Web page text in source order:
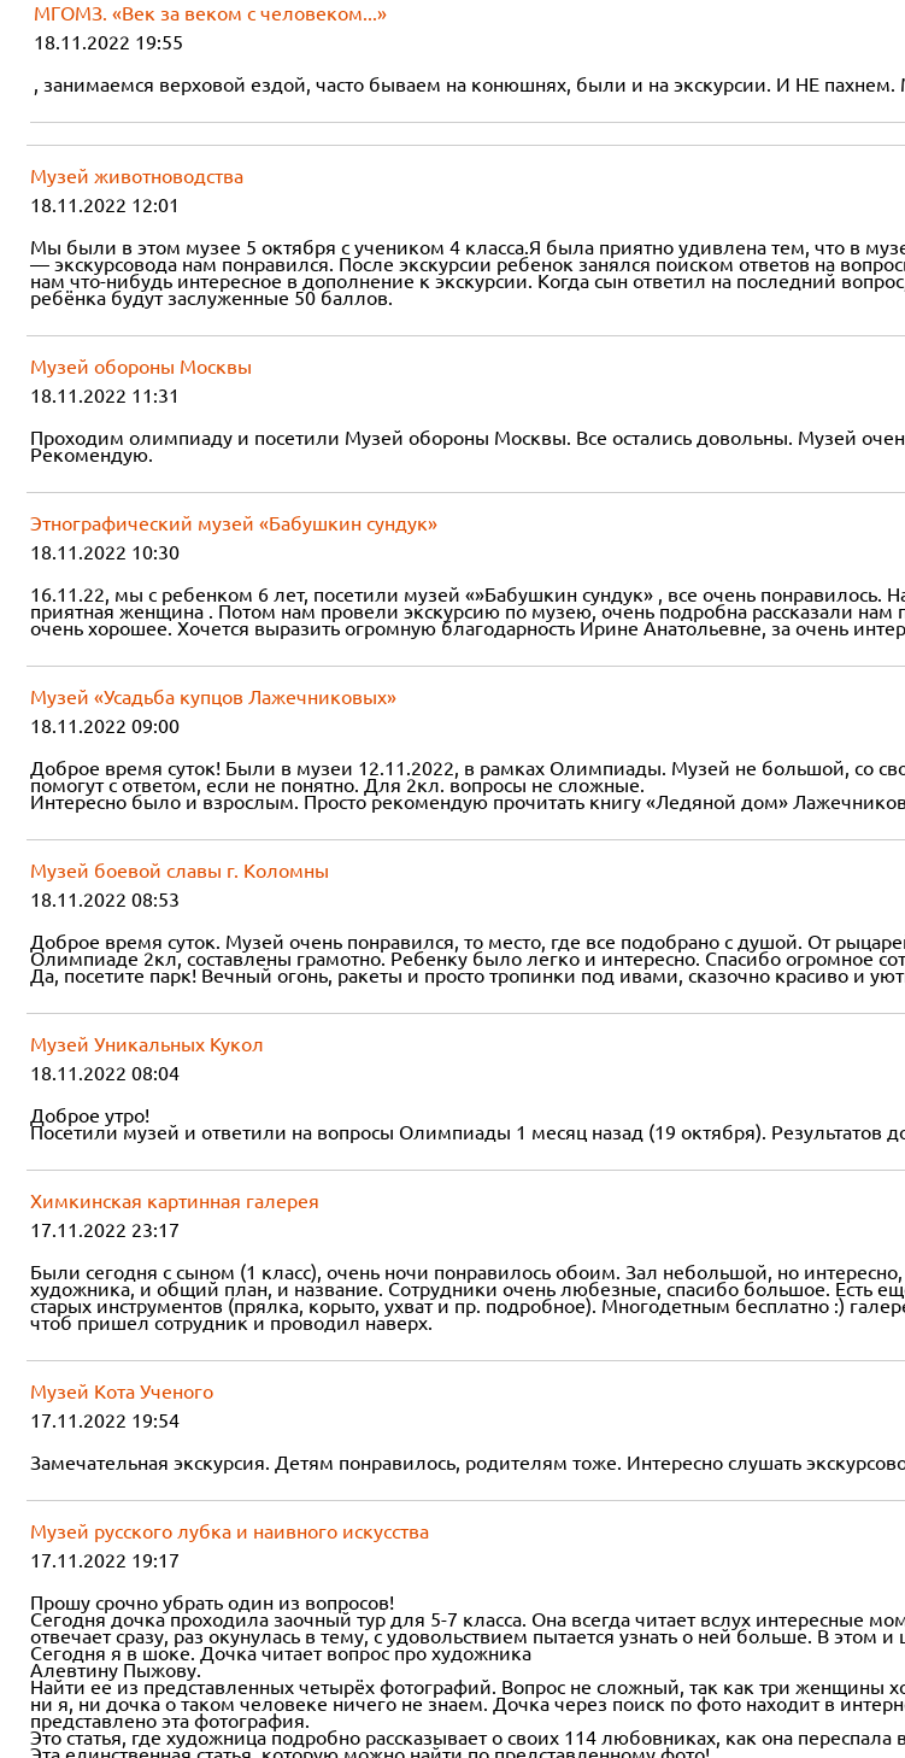
МГОМЗ. «Век за веком с человеком...»
18.11.2022 19:55
, занимаемся верховой ездой, часто бываем на конюшнях, были и на экскурсии. И НЕ
Музей животноводства
18.11.2022 12:01
Мы были в этом музее 5 октября с учеником 4 класса.Я была приятно удивлена тем, что в
— экскурсовода нам понравился. После экскурсии ребенок занялся поиском ответов на
нам что-нибудь интересное в дополнение к экскурсии. Когда сын ответил на последний
ребёнка будут заслуженные 50 баллов.
Музей обороны Москвы
18.11.2022 11:31
Проходим олимпиаду и посетили Музей обороны Москвы. Все остались довольны. Музей
Рекомендую.
Этнографический музей «Бабушкин сундук»
18.11.2022 10:30
16.11.22, мы с ребенком 6 лет, посетили музей «»Бабушкин сундук» , все очень понравилось.
приятная женщина . Потом нам провели экскурсию по музею, очень подробна рассказали нам
очень хорошее. Хочется выразить огромную благодарность Ирине Анатольевне, за очень
Музей «Усадьба купцов Лажечниковых»
18.11.2022 09:00
Доброе время суток! Были в музеи 12.11.2022, в рамках Олимпиады. Музей не большой, со
помогут с ответом, если не понятно. Для 2кл. вопросы не сложные.
Интересно было и взрослым. Просто рекомендую прочитать книгу «Ледяной дом»
Музей боевой славы г. Коломны
18.11.2022 08:53
Доброе время суток. Музей очень понравился, то место, где все подобрано с душой. От
Олимпиаде 2кл, составлены грамотно. Ребенку было легко и интересно. Спасибо огромное
Да, посетите парк! Вечный огонь, ракеты и просто тропинки под ивами, сказочно красиво и
Музей Уникальных Кукол
18.11.2022 08:04
Доброе утро!
Посетили музей и ответили на вопросы Олимпиады 1 месяц назад (19 октября). Результатов
Химкинская картинная галерея
17.11.2022 23:17
Были сегодня с сыном (1 класс), очень ночи понравилось обоим. Зал небольшой, но
художника, и общий план, и название. Сотрудники очень любезные, спасибо большое. Есть
старых инструментов (прялка, корыто, ухват и пр. подробное). Многодетным бесплатно :)
чтоб пришел сотрудник и проводил наверх.
Музей Кота Ученого
17.11.2022 19:54
Замечательная экскурсия. Детям понравилось, родителям тоже. Интересно слушать
Музей русского лубка и наивного искусства
17.11.2022 19:17
Прошу срочно убрать один из вопросов!
Сегодня дочка проходила заочный тур для 5-7 класса. Она всегда читает вслух интересные
отвечает сразу, раз окунулась в тему, с удовольствием пытается узнать о ней больше. В этом
Сегодня я в шоке. Дочка читает вопрос про художника
Алевтину Пыжову.
Найти ее из представленных четырёх фотографий. Вопрос не сложный, так как три женщины
ни я, ни дочка о таком человеке ничего не знаем. Дочка через поиск по фото находит в
представлено эта фотография.
Это статья, где художница подробно рассказывает о своих 114 любовниках, как она